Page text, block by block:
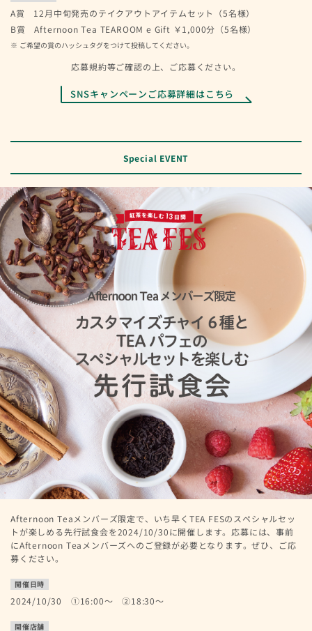
A賞 12月中旬発売のテイクアウトアイテムセット（5名様）
B賞 Afternoon Tea TEAROOM e Gift ￥1,000分（5名様）
ご希望の賞のハッシュタグをつけて投稿してください。
応募規約等ご確認の上、ご応募ください。
SNSキャンペーンご応募詳細はこちら
Special EVENT
Afternoon Teaメンバーズ限定で、いち早くTEA FESのスペシャルセッ
トが楽しめる先行試食会を2024/10/30に開催します。応募には、事前
にAfternoon Teaメンバーズへのご登録が必要となります。ぜひ、ご応
募ください。
開催日時
2024/10/30 ①16:00～ ②18:30～
開催店舗